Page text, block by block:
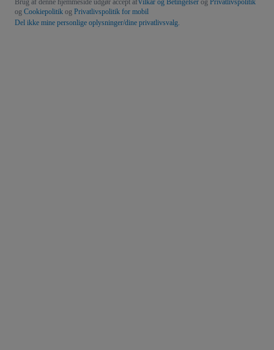
og Cookiepolitik og Privatlivspolitik for mobil
Del ikke mine personlige oplysninger/dine privatlivsvalg.